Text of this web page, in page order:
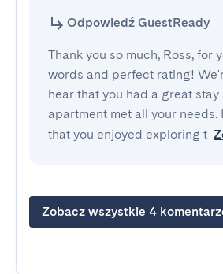
Odpowiedź GuestReady
Thank you so much, Ross, for
words and perfect rating!
hear that you had a great stay
apartment met all your needs.
that you enjoyed exploring t
Zobacz wszystkie 4